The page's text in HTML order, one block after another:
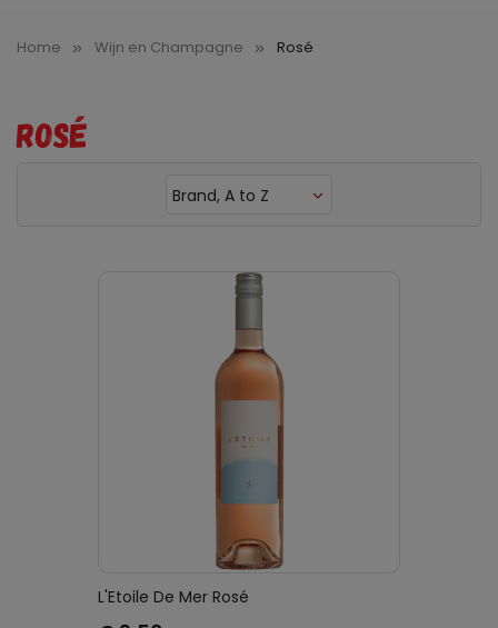
Home Wijn en Champagne Rosé
ROSÉ
Brand, A to Z
L'Etoile De Mer Rosé